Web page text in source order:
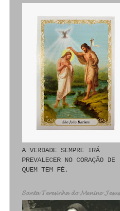
A VERDADE SEMPRE IRÁ
PREVALECER NO CORAÇÃO DE
QUEM TEM FÉ.
𝓢𝓪𝓷𝓽𝓪 𝓣𝓮𝓻𝓮𝓼𝓲𝓷𝓱𝓪 𝓭𝓸 𝓜𝓮𝓷𝓲𝓷𝓸 𝓙𝓮𝓼𝓾𝓼